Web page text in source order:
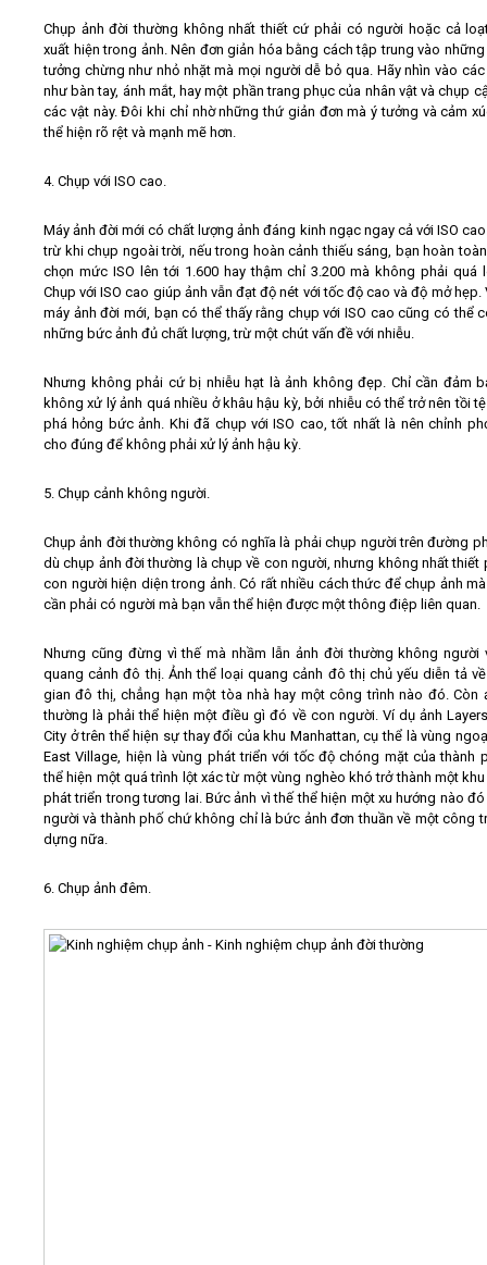
Chụp ảnh đời thường không nhất thiết cứ phải có người hoặc cả
xuất hiện trong ảnh. Nên đơn giản hóa bằng cách tập trung vào
tưởng chừng như nhỏ nhặt mà mọi người dễ bỏ qua. Hãy nhìn vào
như bàn tay, ánh mắt, hay một phần trang phục của nhân vật và chụp
các vật này. Đôi khi chỉ nhờ những thứ giản đơn mà ý tưởng và cảm
thể hiện rõ rệt và mạnh mẽ hơn.
4. Chụp với ISO cao.
Máy ảnh đời mới có chất lượng ảnh đáng kinh ngạc ngay cả với ISO
trừ khi chụp ngoài trời, nếu trong hoàn cảnh thiếu sáng, bạn hoàn
chọn mức ISO lên tới 1.600 hay thậm chỉ 3.200 mà không phải quá
Chụp với ISO cao giúp ảnh vẫn đạt độ nét với tốc độ cao và độ mở hẹp.
máy ảnh đời mới, bạn có thể thấy rằng chụp với ISO cao cũng có thể
những bức ảnh đủ chất lượng, trừ một chút vấn đề với nhiễu.
Nhưng không phải cứ bị nhiễu hạt là ảnh không đẹp. Chỉ cần đảm
không xử lý ảnh quá nhiều ở khâu hậu kỳ, bởi nhiễu có thể trở nên tồi
phá hỏng bức ảnh. Khi đã chụp với ISO cao, tốt nhất là nên chỉnh
cho đúng để không phải xử lý ảnh hậu kỳ.
5. Chụp cảnh không người.
Chụp ảnh đời thường không có nghĩa là phải chụp người trên đường
dù chụp ảnh đời thường là chụp về con người, nhưng không nhất thiết
con người hiện diện trong ảnh. Có rất nhiều cách thức để chụp ảnh
cần phải có người mà bạn vẫn thể hiện được một thông điệp liên quan.
Nhưng cũng đừng vì thế mà nhầm lẫn ảnh đời thường không người
quang cảnh đô thị. Ảnh thể loại quang cảnh đô thị chủ yếu diễn tả
gian đô thị, chẳng hạn một tòa nhà hay một công trình nào đó. Còn
thường là phải thể hiện một điều gì đó về con người. Ví dụ ảnh
City ở trên thể hiện sự thay đổi của khu Manhattan, cụ thể là vùng
East Village, hiện là vùng phát triển với tốc độ chóng mặt của thành
thể hiện một quá trình lột xác từ một vùng nghèo khó trở thành một
phát triển trong tương lai. Bức ảnh vì thế thể hiện một xu hướng nào
người và thành phố chứ không chỉ là bức ảnh đơn thuần về một công
dựng nữa.
6. Chụp ảnh đêm.